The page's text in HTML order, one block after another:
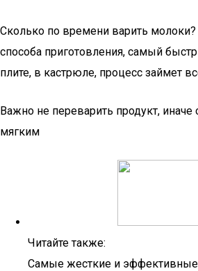
Сколько по времени варить молоки?
способа приготовления, самый
плите, в кастрюле, процесс займет
Важно не переварить продукт,
мягким
Читайте также:
Самые жесткие и